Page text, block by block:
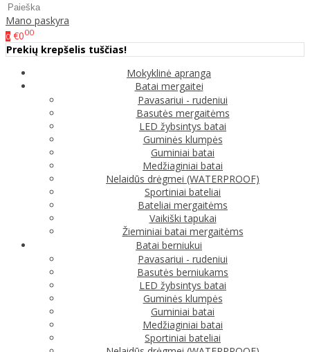
Mano paskyra
0 €000
Prekių krepšelis tuščias!
Mokyklinė apranga
Batai mergaitei
Pavasariui - rudeniui
Basutės mergaitėms
LED žybsintys batai
Guminės klumpės
Guminiai batai
Medžiaginiai batai
Nelaidūs drėgmei (WATERPROOF)
Sportiniai bateliai
Bateliai mergaitėms
Vaikiški tapukai
Žieminiai batai mergaitėms
Batai berniukui
Pavasariui - rudeniui
Basutės berniukams
LED žybsintys batai
Guminės klumpės
Guminiai batai
Medžiaginiai batai
Sportiniai bateliai